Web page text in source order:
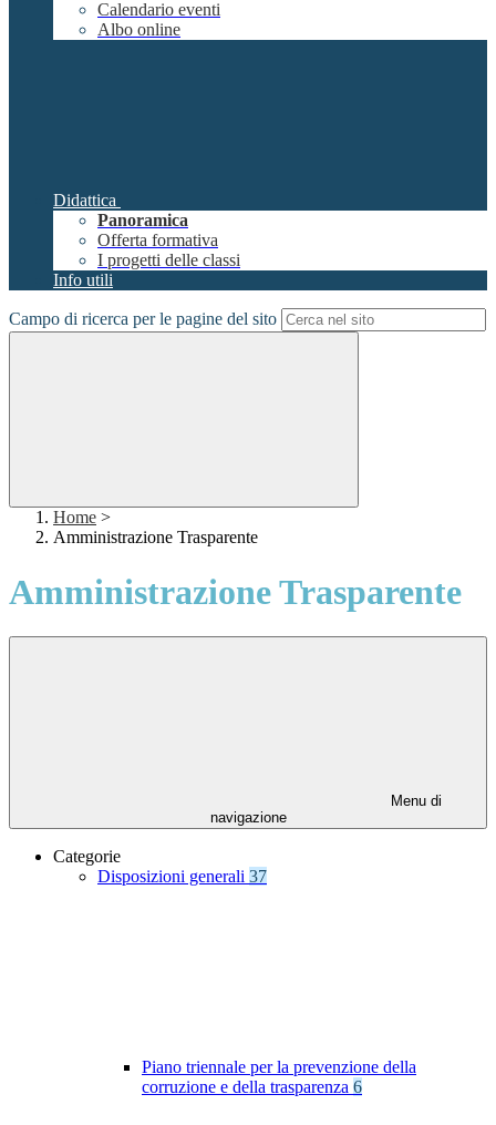
Calendario eventi
Albo online
Didattica
Panoramica
Offerta formativa
I progetti delle classi
Info utili
Campo di ricerca per le pagine del sito
Home >
Amministrazione Trasparente
Amministrazione Trasparente
Menu di
navigazione
Categorie
Disposizioni generali 37
Piano triennale per la prevenzione della
corruzione e della trasparenza 6